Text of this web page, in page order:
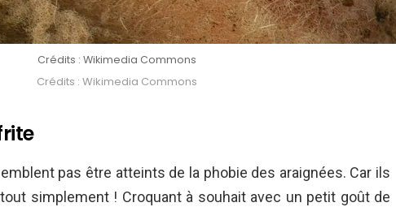
Crédits : Wikimedia Commons
Crédits : Wikimedia Commons
pas être atteints de la phobie des araignées. Car ils
simplement ! Croquant à souhait avec un petit goût de